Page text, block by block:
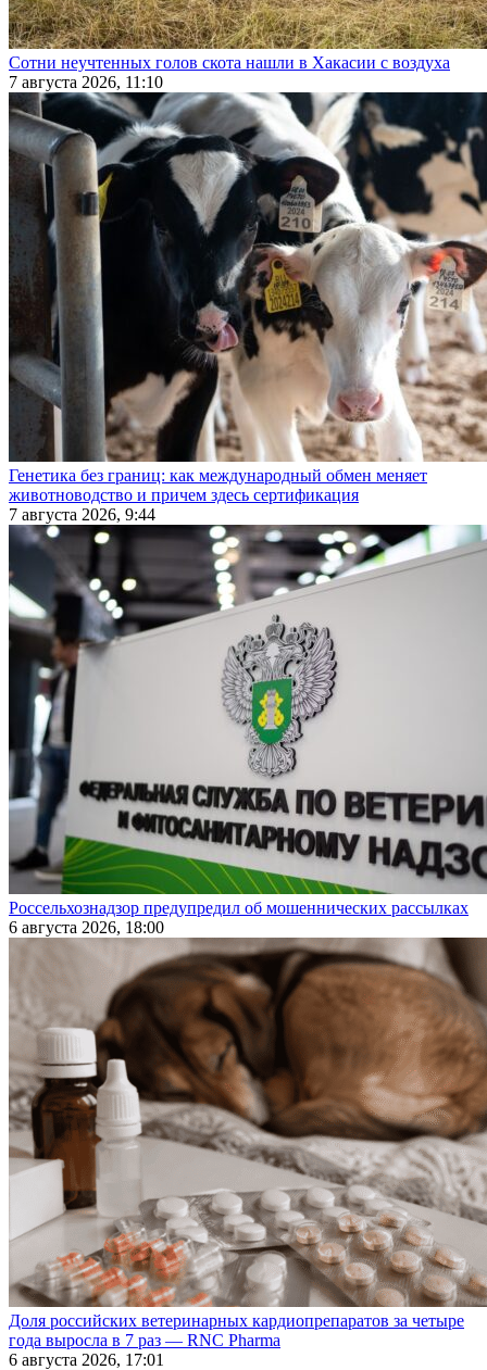
Сотни неучтенных голов скота нашли в Хакасии с воздуха
7 августа 2026, 11:10
Генетика без границ: как международный обмен меняет
животноводство и причем здесь сертификация
7 августа 2026, 9:44
Россельхознадзор предупредил об мошеннических рассылках
6 августа 2026, 18:00
Доля российских ветеринарных кардиопрепаратов за четыре
года выросла в 7 раз — RNC Pharma
6 августа 2026, 17:01